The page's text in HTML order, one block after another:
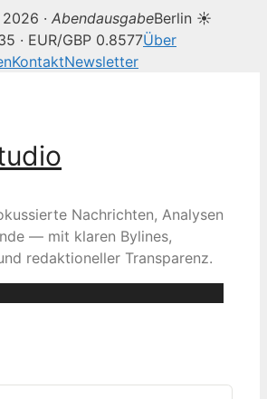
· AbendausgabeBerlin ☀
· EUR/GBP 0.8577Über
KontaktNewsletter
Nachrichten, Analysen
— mit klaren Bylines,
redaktioneller Transparenz.